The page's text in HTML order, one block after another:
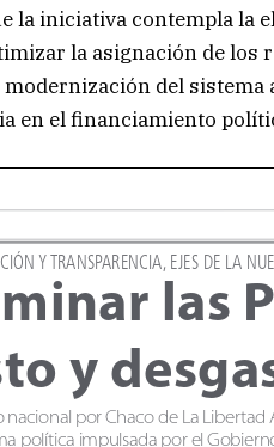
la iniciativa contempla la
la asignación de los
del sistema
en el financiamiento